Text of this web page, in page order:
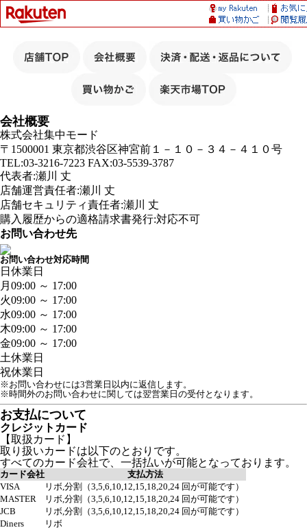
会社概要
株式会社集中モード
〒1500001 東京都渋谷区神宮前１－１０－３４－４１０号
TEL:03-3216-7223 FAX:03-5539-3787
代表者:瀬川 丈
店舗運営責任者:瀬川 丈
店舗セキュリティ責任者:瀬川 丈
購入履歴からの適格請求書発行:対応不可
お問い合わせ先
お問い合わせ対応時間
日 休業日
月 09:00 ～ 17:00
火09:00 ～ 17:00
水09:00 ～ 17:00
木09:00 ～ 17:00
金09:00 ～ 17:00
土休業日
祝休業日
※お問い合わせには3営業日以内に返信します。
※時間外のお問い合わせに関しては翌営業日の受付となります。
お支払について
クレジットカード
【取扱カード】
取り扱いカードは以下のとおりです。
すべてのカード会社で、一括払いが可能となっております。
カード会社
支払方法
VISA
リボ,分割（3,5,6,10,12,15,18,20,24 回が可能です）
MASTER
リボ,分割（3,5,6,10,12,15,18,20,24 回が可能です）
JCB
リボ,分割（3,5,6,10,12,15,18,20,24 回が可能です）
Diners
リボ